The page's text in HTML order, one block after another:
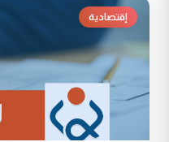
إقتصادية